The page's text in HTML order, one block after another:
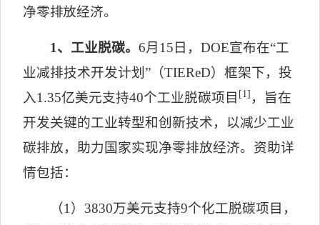
净零排放经济。
1、工业脱碳。 6月 15 日， DOE宣布在“工
业减排技术开发计划”（TIEReD）框架下，投
入1.35亿美元支持40个工业脱碳项目 [1] ，旨在
开发关键的工业转型和创新技术，以减少工业
碳排放，助力国家实现净零排放经济。资助详
情包括：
（1 ） 3830万美元支持9个化工脱碳项目，